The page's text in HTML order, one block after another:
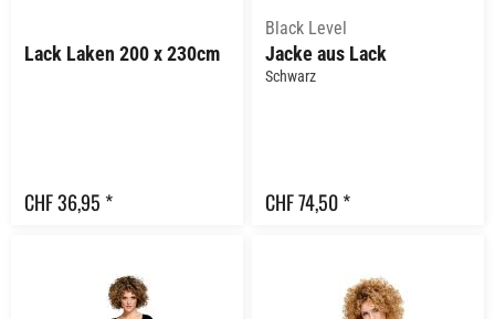
Lack Laken 200 x 230cm
CHF 36,95 *
Black Level
Jacke aus Lack
Schwarz
CHF 74,50 *